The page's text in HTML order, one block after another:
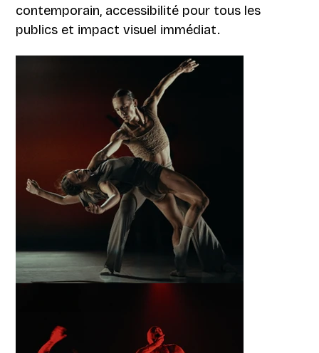
contemporain, accessibilité pour tous les
publics et impact visuel immédiat.